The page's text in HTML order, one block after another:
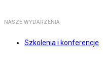
NASZE WYDARZENIA
Szkolenia i konferencje